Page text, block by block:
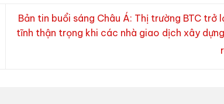
Bản tin buổi sáng Châu Á: Thị trường BTC trở
tĩnh thận trọng khi các nhà giao dịch xây